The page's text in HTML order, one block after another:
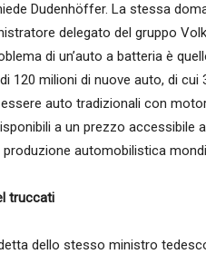
Dudenhöffer. La stessa
delegato del gruppo
di un’auto a batteria è
120 milioni di nuove auto, di
auto tradizionali con
a un prezzo
automobilistica
truccati
dello stesso ministro